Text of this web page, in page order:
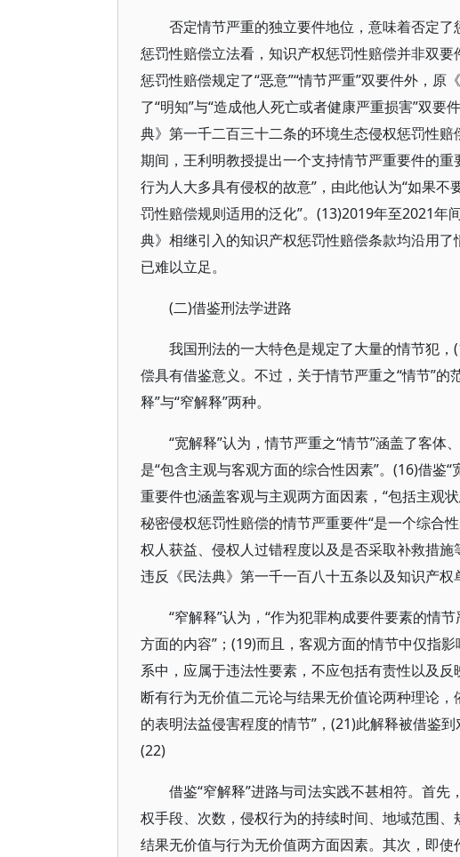
否定情节严重的独立要件地位，意味着否定
惩罚性赔偿立法看，知识产权惩罚性赔偿并非双
惩罚性赔偿规定了“恶意”“情节严重”双要件外，
了“明知”与“造成他人死亡或者健康严重损害”双
典》第一千二百三十二条的环境生态侵权惩罚性赔
期间，王利明教授提出一个支持情节严重要件的
行为人大多具有侵权的故意”，由此他认为“如果
罚性赔偿规则适用的泛化”。(13)2019年至2021
典》相继引入的知识产权惩罚性赔偿条款均沿用
已难以立足。
(二)借鉴刑法学进路
我国刑法的一大特色是规定了大量的情节犯
偿具有借鉴意义。不过，关于情节严重之“情节”
释”与“窄解释”两种。
“宽解释”认为，情节严重之“情节”涵盖了客体
是“包含主观与客观方面的综合性因素”。(16)借鉴
重要件也涵盖客观与主观两方面因素，“包括主观
秘密侵权惩罚性赔偿的情节严重要件“是一个综合
权人获益、侵权人过错程度以及是否采取补救措
违反《民法典》第一千一百八十五条以及知识产权
“窄解释”认为，“作为犯罪构成要件要素的情
方面的内容”；(19)而且，客观方面的情节中仅指
系中，应属于违法性要素，不应包括有责性以及
断有行为无价值二元论与结果无价值论两种理论
的表明法益侵害程度的情节”，(21)此解释被借鉴
(22)
借鉴“窄解释”进路与司法实践不甚相符。首
权手段、次数，侵权行为的持续时间、地域范围
结果无价值与行为无价值两方面因素。其次，即